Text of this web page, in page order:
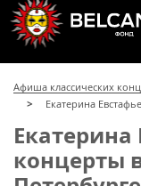
8 (499) 923-22-
с 10:00 до 20:00
Афиша классических
Екатерина
концерты